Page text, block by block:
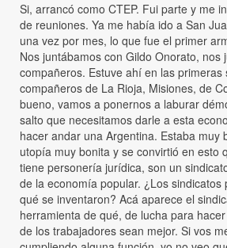
Si, arrancó como CTEP. Fui parte y me
de reuniones. Ya me había ido a San
una vez por mes, lo que fue el primer
Nos juntábamos con Gildo Onorato, nos
compañeros. Estuve ahí en las
compañeros de La Rioja, Misiones, de
bueno, vamos a ponernos a laburar
salto que necesitamos darle a esta
hacer andar una Argentina. Estaba muy
utopía muy bonita y se convirtió en esto
tiene personería jurídica, son un
de la economía popular. ¿Los
qué se inventaron? Acá aparece el
herramienta de qué, de lucha para
de los trabajadores sean mejor. Si vos